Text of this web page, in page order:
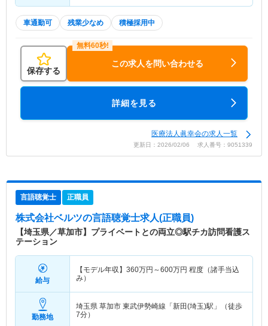
車通勤可 残業少なめ 積極採用中
保存する
この求人を問い合わせる
詳細を見る
医療法人眞幸会の求人一覧
更新日：2026/02/06 求人番号：9051339
言語聴覚士 正職員
株式会社ベルツの言語聴覚士求人(正職員)
【埼玉県／草加市】プライベートとの両立◎駅チカ訪問看護ス
テーション
給与
【モデル年収】 360万円～600万円 程度（諸手当込
み）
勤務地
埼玉県 草加市 東武伊勢崎線「新田(埼玉)駅」（徒歩
7分）